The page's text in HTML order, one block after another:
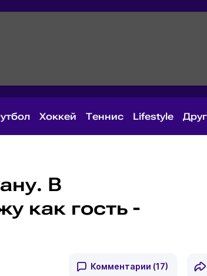
Хоккей Теннис Lifestyle
В
как гость -
Комментарии (17)